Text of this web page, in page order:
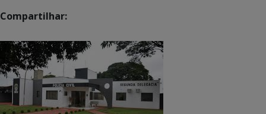
Compartilhar: